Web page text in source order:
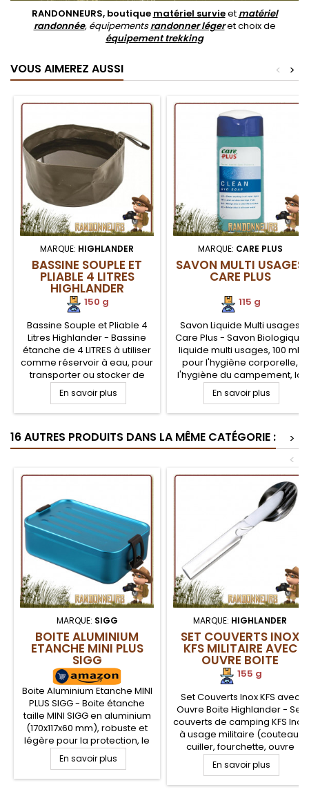
RANDONNEURS, boutique matériel survieet matériel
randonnée, équipementsrandonner légeret choix de
équipement trekking
VOUS AIMEREZ AUSSI >
<
MARQUE: HIGHLANDER
BASSINE SOUPLE ET
PLIABLE 4 LITRES
HIGHLANDER
150 g
Bassine Souple et Pliable 4
Litres Highlander - Bassine
étanche de 4 LITRES à utiliser
comme réservoir à eau, pour
transporter ou stocker de
l'eau, faire la vaisselle ou la
lessive au camping, en
randonnée légère, sur votre
compacte, cette bassine
souple se range facilement
En savoir plus
MARQUE: CARE PLUS
SAVON MULTI USAGES
CARE PLUS
115 g
Savon Liquide Multi usages
Care Plus - Savon Biologique
liquide multi usages, 100 ml,
pour l'hygiène corporelle,
l'hygiène du campement, la
lessive, la vaisselle, en eau
douce, comme en eau
saumâtre. Savon
Plus pour toutes applications
de lavage en voyage et
En savoir plus
16 AUTRES PRODUITS DANS LA MÊME CATÉGORIE :
>
<
MARQUE: SIGG
BOITE ALUMINIUM
ETANCHE MINI PLUS
SIGG
Boite Aluminium Etanche MINI
PLUS SIGG - Boite étanche
taille MINI SIGG en aluminium
(170x117x60 mm), robuste et
légère pour la protection, le
transport, protection et le
stockage de votre matériel
de randonnée ou de
En savoir plus
MARQUE: HIGHLANDER
SET COUVERTS INOX
KFS MILITAIRE AVEC
OUVRE BOITE
HIGHLANDER
155 g
Set Couverts Inox KFS avec
Ouvre Boite Highlander - Set
couverts de camping KFS Inox
à usage militaire (couteau,
cuiller, fourchette, ouvre
boite, décapsuleur). Pratique,
en acier inoxydable sera très
robuste et adapté à tous les
En savoir plus